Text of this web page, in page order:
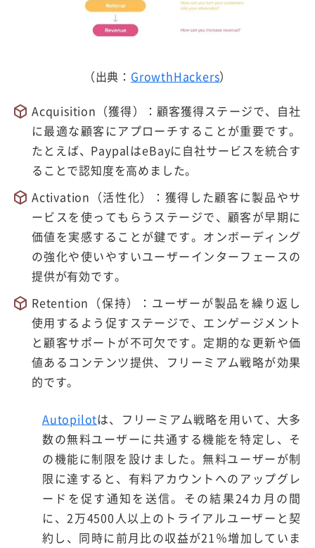
（出典： GrowthHackers）
Acquisition（獲得）：顧客獲得ステージで、自社
に最適な顧客にアプローチすることが重要です。
たとえば、PaypalはeBayに自社サービスを統合す
ることで認知度を高めました。
Activation（活性化）：獲得した顧客に製品やサ
ービスを使ってもらうステージで、顧客が早期に
価値を実感することが鍵です。オンボーディング
の強化や使いやすいユーザーインターフェースの
提供が有効です。
Retention（保持）：ユーザーが製品を繰り返し
使用するよう促すステージで、エンゲージメント
と顧客サポートが不可欠です。定期的な更新や価
値あるコンテンツ提供、フリーミアム戦略が効果
的です。
Autopilotは、フリーミアム戦略を用いて、大多
数の無料ユーザーに共通する機能を特定し、そ
の機能に制限を設けました。無料ユーザーが制
限に達すると、有料アカウントへのアップグレ
ードを促す通知を送信。その結果24カ月の間
に、2万4500人以上のトライアルユーザーと契
約し、同時に前月比の収益が21％増加していま